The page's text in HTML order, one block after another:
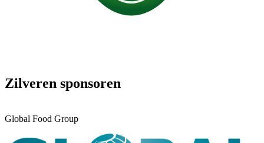
Zilveren sponsoren
Global Food Group